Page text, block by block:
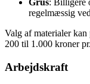
Grus: Billigere
regelmæssig
Valg af materialer
200 til 1.000 kroner
Arbejdskraft